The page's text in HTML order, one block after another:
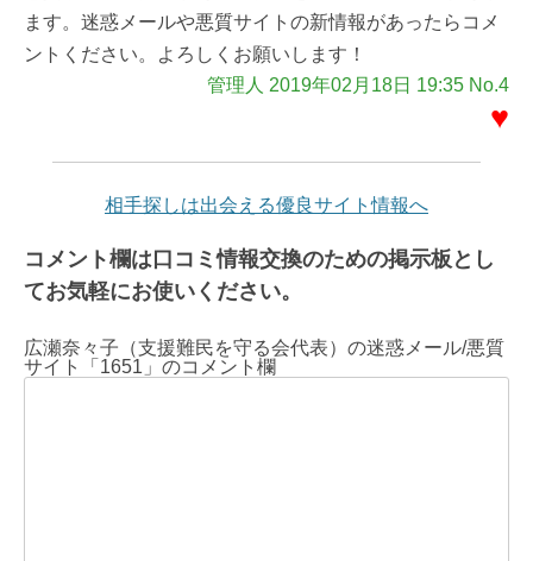
ます。迷惑メールや悪質サイトの新情報があったらコメ
ントください。よろしくお願いします！
管理人 2019年02月18日 19:35 No.4
♥
相手探しは出会える優良サイト情報へ
コメント欄は口コミ情報交換のための掲示板とし
てお気軽にお使いください。
広瀬奈々子（支援難民を守る会代表）の迷惑メール/悪質
サイト「1651」のコメント欄